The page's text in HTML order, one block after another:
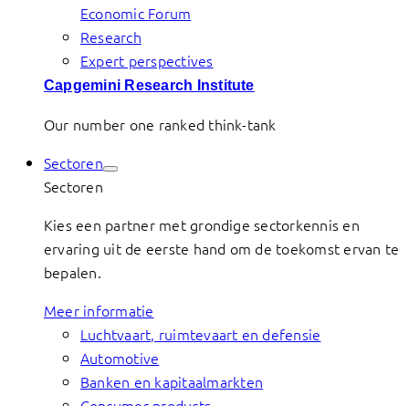
Economic Forum
Research
Expert perspectives
Capgemini Research Institute
Our number one ranked think-tank
Sectoren
Sectoren
Kies een partner met grondige sectorkennis en
ervaring uit de eerste hand om de toekomst ervan te
bepalen.
Meer informatie
Luchtvaart, ruimtevaart en defensie
Automotive
Banken en kapitaalmarkten